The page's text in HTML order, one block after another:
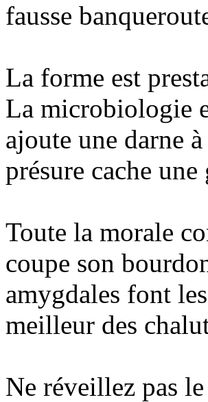
fausse
La forme est
La microbiologie
ajoute une darne
présure cache
Toute la morale
coupe son
amygdales font
meilleur des
Ne réveillez pas